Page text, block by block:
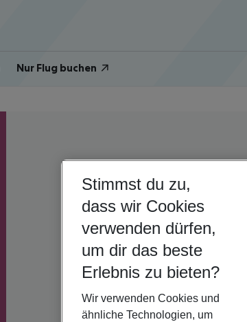
Nur Flug buchen
Stimmst du zu,
dass wir Cookies
verwenden dürfen,
um dir das beste
Erlebnis zu bieten?
Wir verwenden Cookies und
ähnliche Technologien, um